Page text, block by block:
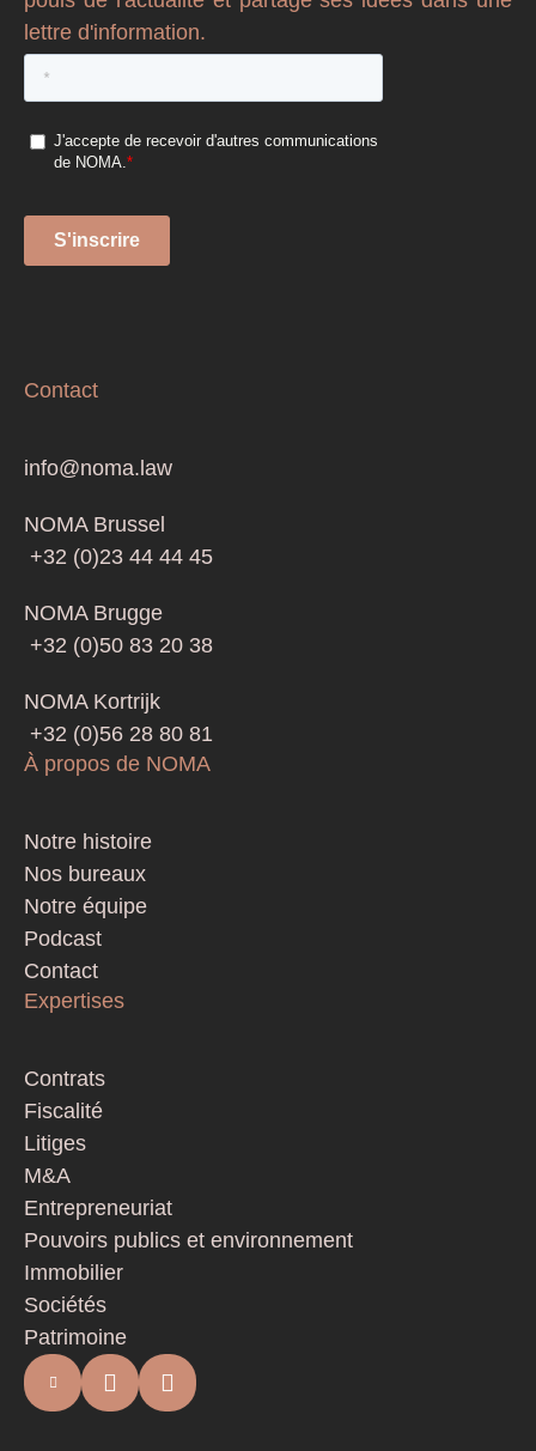
lettre d'information.
Contact
info@noma.law
NOMA Brussel
+32 (0)23 44 44 45
NOMA Brugge
+32 (0)50 83 20 38
NOMA Kortrijk
+32 (0)56 28 80 81
À propos de NOMA
Footer
Notre histoire
Nos bureaux
Notre équipe
Podcast
Contact
Expertises
Contrats
Fiscalité
Litiges
M&A
Entrepreneuriat
Pouvoirs publics et environnement
Immobilier
Sociétés
Patrimoine